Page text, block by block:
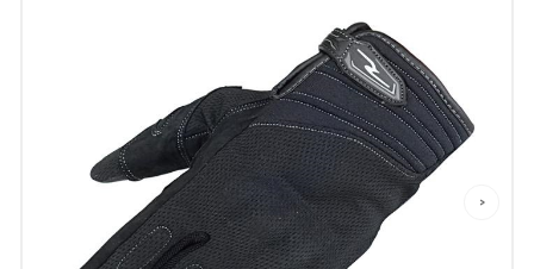
ナップスメンバーズ
店舗を探す >